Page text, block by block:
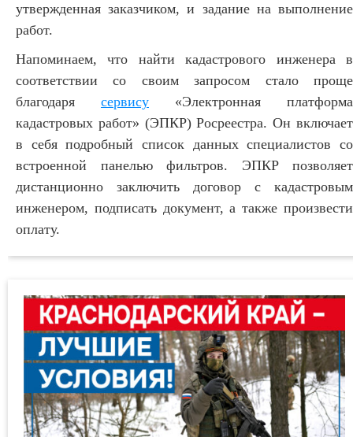
утвержденная заказчиком, и задание на выполнение
работ.
Напоминаем, что найти кадастрового инженера в
соответствии со своим запросом стало проще
благодаря сервису «Электронная платформа
кадастровых работ» (ЭПКР) Росреестра. Он включает
в себя подробный список данных специалистов со
встроенной панелью фильтров. ЭПКР позволяет
дистанционно заключить договор с кадастровым
инженером, подписать документ, а также произвести
оплату.